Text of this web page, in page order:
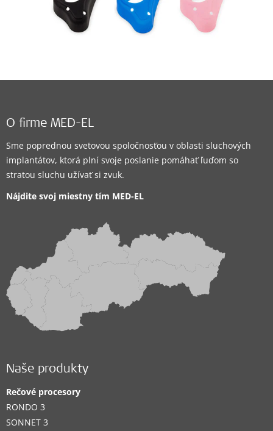
O firme MED-EL
Sme poprednou svetovou spoločnosťou v oblasti sluchových
implantátov, ktorá plní svoje poslanie pomáhať ľuďom so
stratou sluchu užívať si zvuk.
Nájdite svoj miestny tím MED-EL
Naše produkty
Rečové procesory
RONDO 3
SONNET 3